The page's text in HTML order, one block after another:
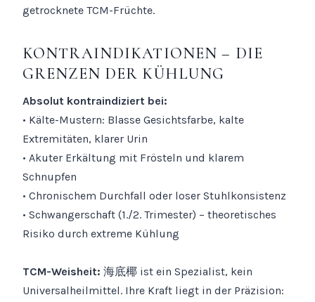
getrocknete TCM-Früchte.
KONTRAINDIKATIONEN – DIE
GRENZEN DER KÜHLUNG
Absolut kontraindiziert bei:
• Kälte-Mustern: Blasse Gesichtsfarbe, kalte
Extremitäten, klarer Urin
• Akuter Erkältung mit Frösteln und klarem
Schnupfen
• Chronischem Durchfall oder loser Stuhlkonsistenz
• Schwangerschaft (1./2. Trimester) – theoretisches
Risiko durch extreme Kühlung
TCM-Weisheit: 海底椰 ist ein Spezialist, kein
Universalheilmittel. Ihre Kraft liegt in der Präzision: